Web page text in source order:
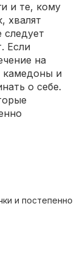
и те, кому
хвалят
Если
на
камедоны и
о себе.
и постепенно